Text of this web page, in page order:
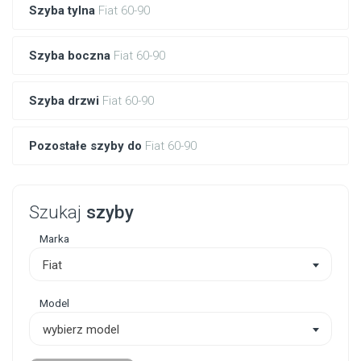
Szyba tylna Fiat 60-90
Szyba boczna Fiat 60-90
Szyba drzwi Fiat 60-90
Pozostałe szyby do Fiat 60-90
Szukaj szyby
Marka
Fiat
Model
wybierz model